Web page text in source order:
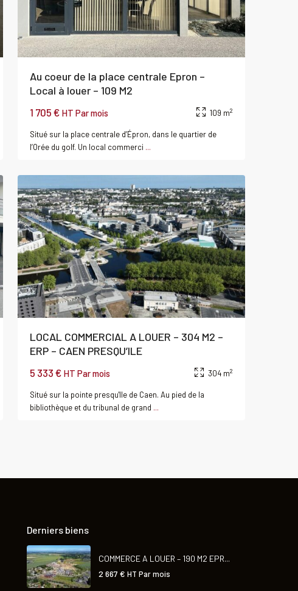
Au coeur de la place centrale Epron –
Local à louer – 109 M2
1 705 € HT Par mois 109 m2
Situé sur la place centrale d’Épron, dans le quartier de
l’Orée du golf. Un local commerci ...
LOCAL COMMERCIAL A LOUER – 304 M2 –
ERP – CAEN PRESQU’ILE
5 333 € HT Par mois 304 m2
Situé sur la pointe presqu'Ile de Caen. Au pied de la
bibliothèque et du tribunal de grand ...
Derniers biens
COMMERCE A LOUER – 190 M2 EPR...
2 667 € HT Par mois